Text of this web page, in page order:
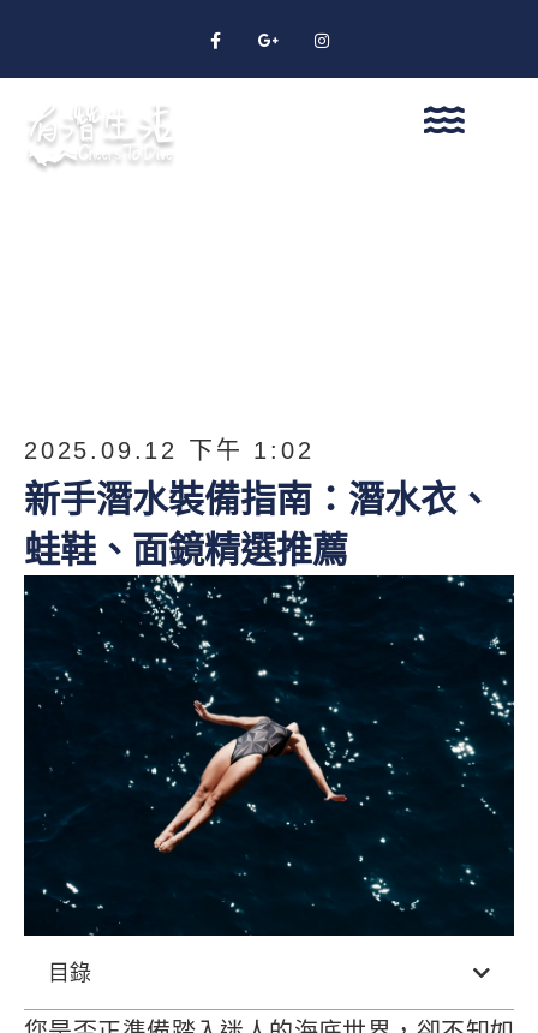
2025.09.12 下午 1:02
新手潛水裝備指南：潛水衣、
蛙鞋、面鏡精選推薦
目錄